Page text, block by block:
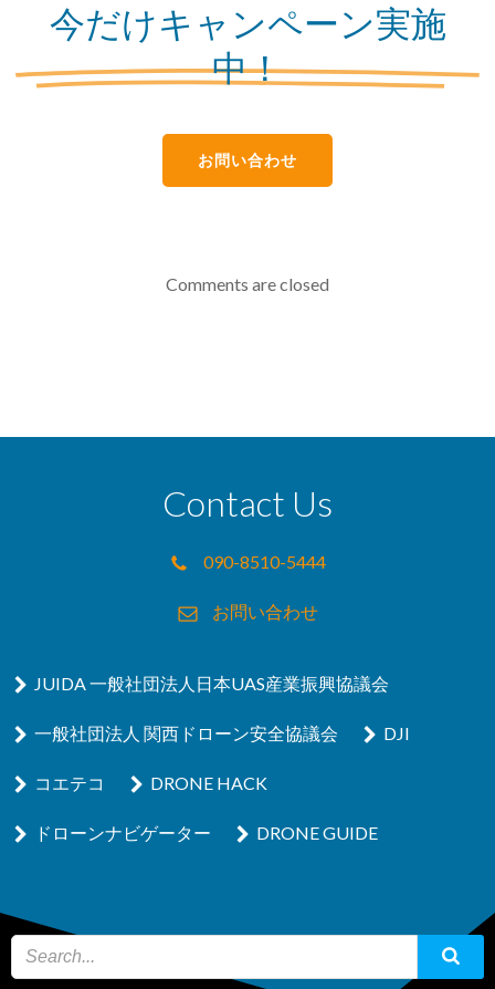
今だけキャンペーン実施
中！
お問い合わせ
Comments are closed
Contact Us
090-8510-5444
お問い合わせ
JUIDA 一般社団法人日本UAS産業振興協議会
一般社団法人 関西ドローン安全協議会 DJI
コエテコ DRONE HACK
ドローンナビゲーター DRONE GUIDE